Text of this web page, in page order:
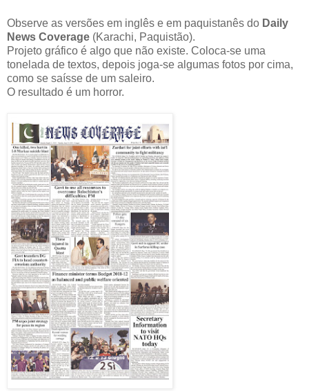
Observe as versões em inglês e em paquistanês do Daily
News Coverage (Karachi, Paquistão).
Projeto gráfico é algo que não existe. Coloca-se uma
tonelada de textos, depois joga-se algumas fotos por cima,
como se saísse de um saleiro.
O resultado é um horror.